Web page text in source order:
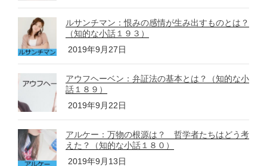
ルサンチマン：恨みの感情が生み出すものとは？
（知的な小話１９３）
2019年9月27日
アウフヘーベン：弁証法の基本とは？（知的な小
話１８９）
2019年9月22日
アルケー：万物の根源は？ 哲学者たちはどう考
えた？（知的な小話１８０）
2019年9月13日